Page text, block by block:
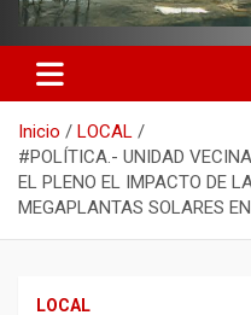
Inicio
LOCAL
#POLÍTICA.- UNIDAD
EL PLENO EL IMPACTO DE
MEGAPLANTAS SOLARES
LOCAL